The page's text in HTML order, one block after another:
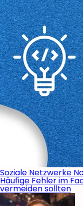
Soziale Netzwerke
Häufige Fehler im
vermeiden sollten